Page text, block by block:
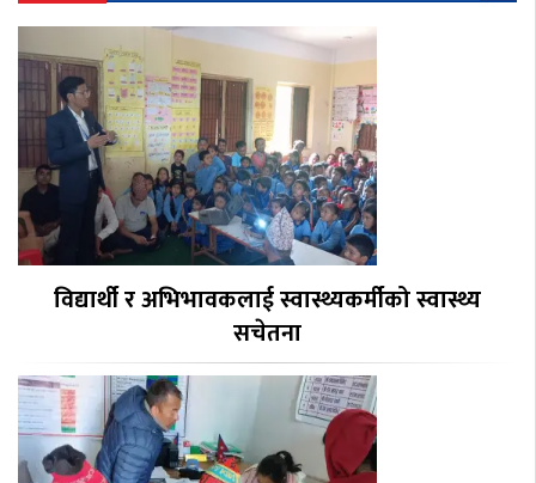
विद्यार्थी र अभिभावकलाई स्वास्थ्यकर्मीको स्वास्थ्य
सचेतना